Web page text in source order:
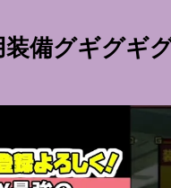
装備グギグギ